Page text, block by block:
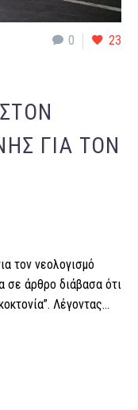
0 23
ΓΙΑ ΤΟΝ
τον νεολογισμό
σε άρθρο διάβασα ότι
Λέγοντας…